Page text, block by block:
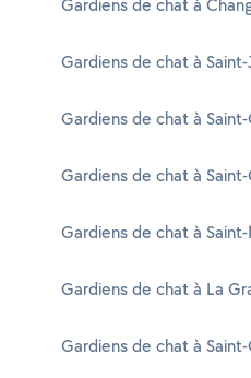
Gardiens de chat à
Gardiens de chat à
Gardiens de chat à
Gardiens de chat à
Gardiens de chat à
Gardiens de chat à La
Gardiens de chat à